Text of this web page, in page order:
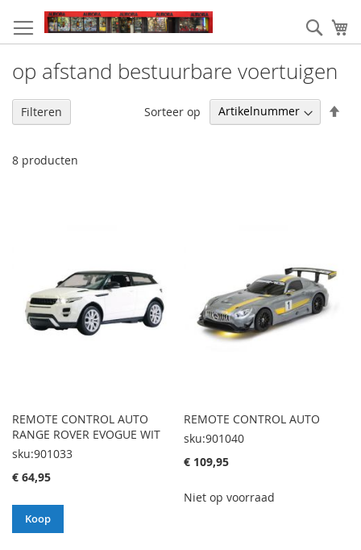
naar
de
Zoek
op afstand bestuurbare voertuigen
8 producten
Sorteer op
REMOTE CONTROL AUTO
RANGE ROVER EVOGUE WIT
sku:901033
€ 64,95
Koop
REMOTE CONTROL AUTO
sku:901040
€ 109,95
Niet op voorraad
Filteren